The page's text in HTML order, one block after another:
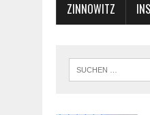
ZINNOWITZ